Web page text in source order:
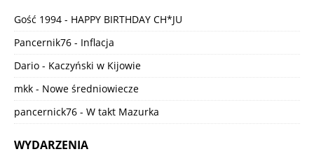
Gość 1994 - HAPPY BIRTHDAY CH*JU
Pancernik76 - Inflacja
Dario - Kaczyński w Kijowie
mkk - Nowe średniowiecze
pancernick76 - W takt Mazurka
WYDARZENIA